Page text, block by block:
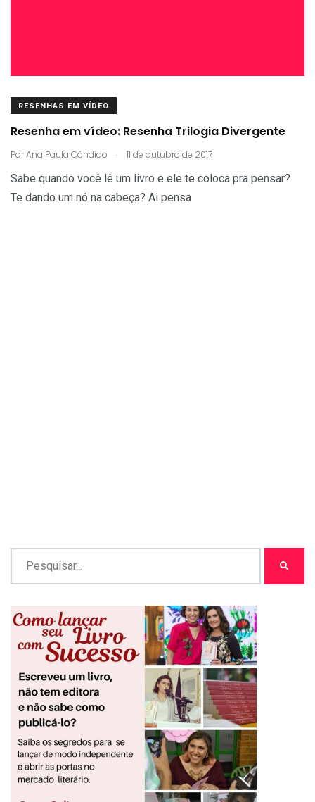
RESENHAS EM VÍDEO
Resenha em vídeo: Resenha Trilogia Divergente
PorAna Paula Cândido . 11 de outubro de 2017
Sabe quando você lê um livro e ele te coloca pra pensar?
Te dando um nó na cabeça? Ai pensa